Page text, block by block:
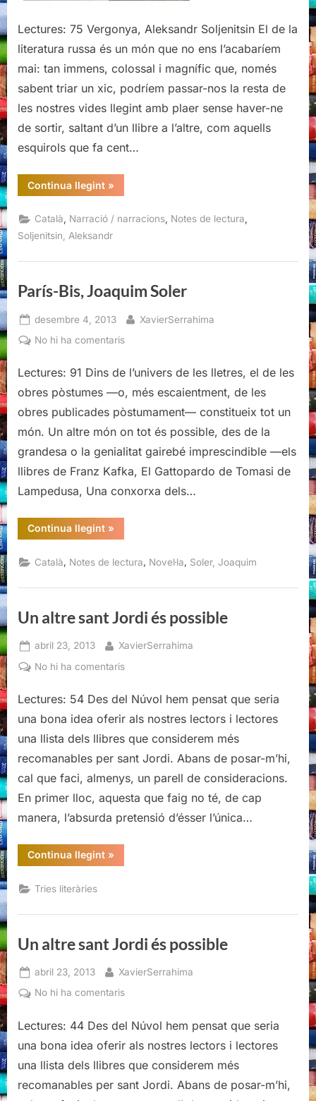
Lectures: 75 Vergonya, Aleksandr Soljenitsin El de la
literatura russa és un món que no ens l’acabaríem
mai: tan immens, colossal i magnífic que, només
sabent triar un xic, podríem passar-nos la resta de
les nostres vides llegint amb plaer sense haver-ne
de sortir, saltant d’un llibre a l’altre, com aquells
esquirols que fa cent…
Continua llegint“Vergonya,
Aleksandr
LaBreu
Edicions”
»
Català Narració / narracions Notes de lectura
Soljenitsin, Aleksandr
París-Bis, Joaquim Soler
Posted
on
desembre 4, 2013 By
XavierSerrahima
No hi ha comentarisa
Bis,
Joaquim
Lectures: 91 Dins de l’univers de les lletres, el de les
obres pòstumes —o, més escaientment, de les
obres publicades pòstumament— constitueix tot un
món. Un altre món on tot és possible, des de la
grandesa o la genialitat gairebé imprescindible —els
llibres de Franz Kafka, El Gattopardo de Tomasi de
Lampedusa, Una conxorxa dels…
Continua llegint“París-
Bis,
Soler”
»
Català, Notes de lectura, Novel·la, Soler, Joaquim
Un altre sant Jordi és possible
Posted
on
abril 23, 2013 By
XavierSerrahima
No hi ha comentarisa
altre
sant
és
possible
Lectures: 54 Des del Núvol hem pensat que seria
una bona idea oferir als nostres lectors i lectores
una llista dels llibres que considerem més
recomanables per sant Jordi. Abans de posar-m’hi,
cal que faci, almenys, un parell de consideracions.
En primer lloc, aquesta que faig no té, de cap
manera, l’absurda pretensió d’ésser l’única…
Continua llegint“Un
altre
»
Tries literàries
Un altre sant Jordi és possible
Posted
on
abril 23, 2013 By
XavierSerrahima
No hi ha comentarisa
altre
sant
és
possible
Lectures: 44 Des del Núvol hem pensat que seria
una bona idea oferir als nostres lectors i lectores
una llista dels llibres que considerem més
recomanables per sant Jordi. Abans de posar-m’hi,